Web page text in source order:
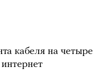
кабеля на четыре